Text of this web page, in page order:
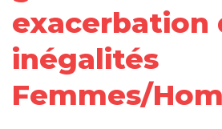
exacerbation
inégalités
Femmes/